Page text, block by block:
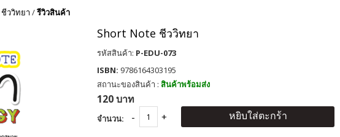
ววิทยา /รีวิวสินค้า
Short Note ชีววิทยา
รหัสสินค้า: P-EDU-073
ISBN: 9786164303195
สถานะของสินค้า : สินค้าพร้อมส่ง
120 บาท
จำนวน: หยิบใส่ตะกร้า